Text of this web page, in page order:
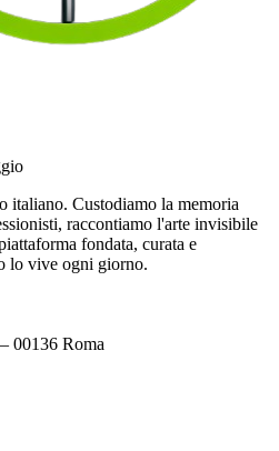
italiano. Custodiamo la memoria
raccontiamo l'arte invisibile
fondata, curata e
lo vive ogni giorno.
00136 Roma